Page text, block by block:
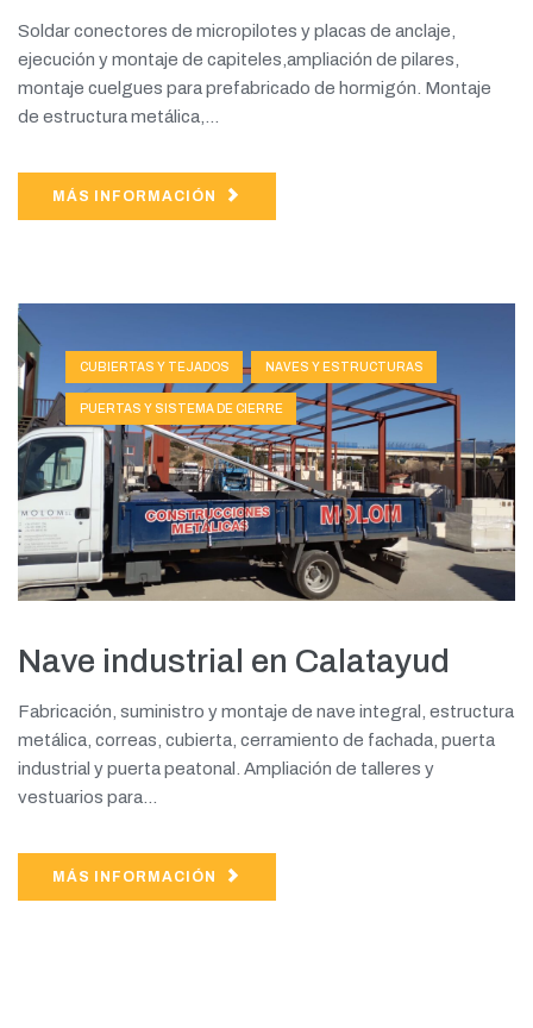
Soldar conectores de micropilotes y placas de anclaje,
ejecución y montaje de capiteles,ampliación de pilares,
montaje cuelgues para prefabricado de hormigón. Montaje
de estructura metálica,...
MÁS INFORMACIÓN
CUBIERTAS Y TEJADOS NAVES Y ESTRUCTURAS
PUERTAS Y SISTEMA DE CIERRE
Nave industrial en Calatayud
Fabricación, suministro y montaje de nave integral, estructura
metálica, correas, cubierta, cerramiento de fachada, puerta
industrial y puerta peatonal. Ampliación de talleres y
vestuarios para...
MÁS INFORMACIÓN